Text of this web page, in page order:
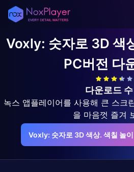
Voxly: 숫자로 3D 색
PC버전 다
다운로드 수
녹스 앱플레이어를 사용해 큰 스크
을 마음껏 즐겨
Voxly: 숫자로 3D 색상. 색칠 놀